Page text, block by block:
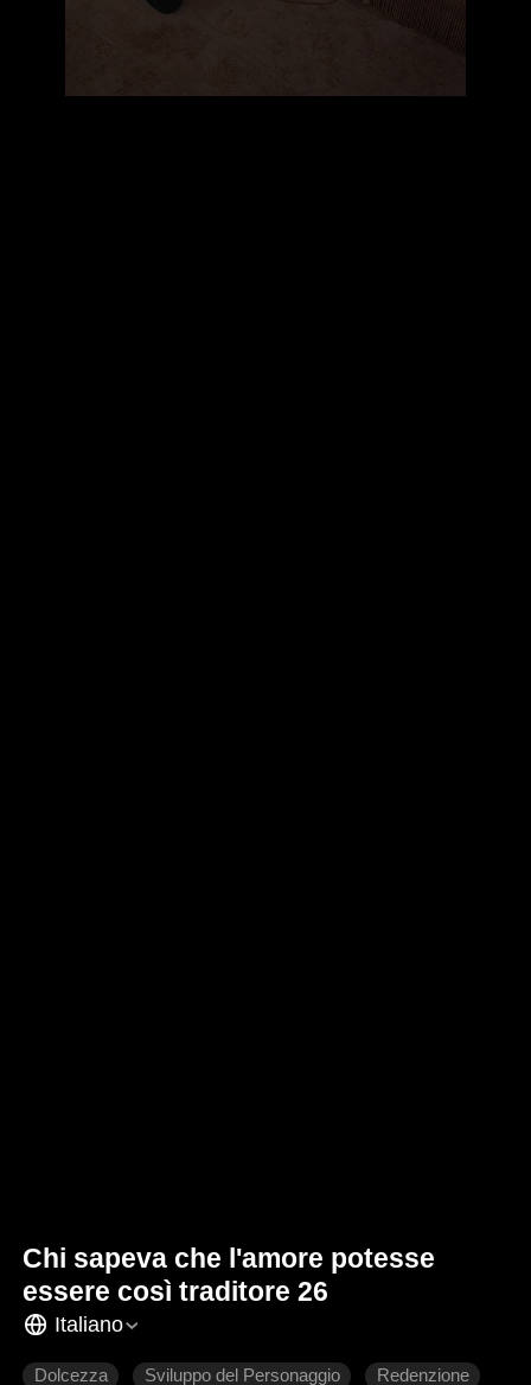
Chi sapeva che l'amore potesse
essere così traditore 26
Italiano
Dolcezza Sviluppo del Personaggio Redenzione